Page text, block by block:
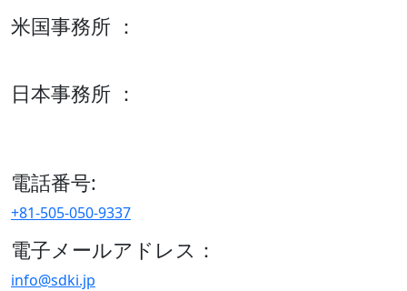
米国事務所 ：
日本事務所 ：
電話番号:
+81-505-050-9337
電子メールアドレス：
info@sdki.jp